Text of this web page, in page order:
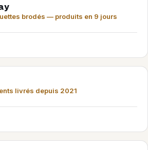
brodés — produits en 9 jours
livrés depuis 2021